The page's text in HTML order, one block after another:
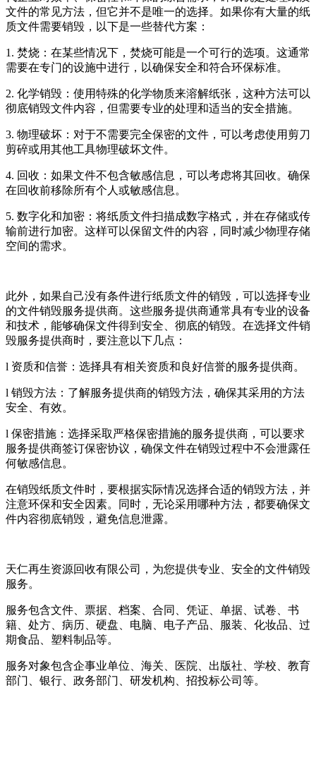
文件的常见方法，但它并不是唯一的选择。如果你有大量的纸
质文件需要销毁，以下是一些替代方案：
1. 焚烧：在某些情况下，焚烧可能是一个可行的选项。这通常
需要在专门的设施中进行，以确保安全和符合环保标准。
2. 化学销毁：使用特殊的化学物质来溶解纸张，这种方法可以
彻底销毁文件内容，但需要专业的处理和适当的安全措施。
3. 物理破坏：对于不需要完全保密的文件，可以考虑使用剪刀
剪碎或用其他工具物理破坏文件。
4. 回收：如果文件不包含敏感信息，可以考虑将其回收。确保
在回收前移除所有个人或敏感信息。
5. 数字化和加密：将纸质文件扫描成数字格式，并在存储或传
输前进行加密。这样可以保留文件的内容，同时减少物理存储
空间的需求。
此外，如果自己没有条件进行纸质文件的销毁，可以选择专业
的文件销毁服务提供商。这些服务提供商通常具有专业的设备
和技术，能够确保文件得到安全、彻底的销毁。在选择文件销
毁服务提供商时，要注意以下几点：
l 资质和信誉：选择具有相关资质和良好信誉的服务提供商。
l 销毁方法：了解服务提供商的销毁方法，确保其采用的方法
安全、有效。
l 保密措施：选择采取严格保密措施的服务提供商，可以要求
服务提供商签订保密协议，确保文件在销毁过程中不会泄露任
何敏感信息。
在销毁纸质文件时，要根据实际情况选择合适的销毁方法，并
注意环保和安全因素。同时，无论采用哪种方法，都要确保文
件内容彻底销毁，避免信息泄露。
天仁再生资源回收有限公司，为您提供专业、安全的文件销毁
服务。
服务包含文件、票据、档案、合同、凭证、单据、试卷、书
籍、处方、病历、硬盘、电脑、电子产品、服装、化妆品、过
期食品、塑料制品等。
服务对象包含企事业单位、海关、医院、出版社、学校、教育
部门、银行、政务部门、研发机构、招投标公司等。